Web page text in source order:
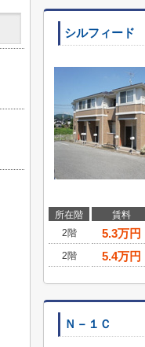
シルフィード
所在階 賃料
2階
5.3万円
2階
5.4万円
Ｎ－１Ｃ